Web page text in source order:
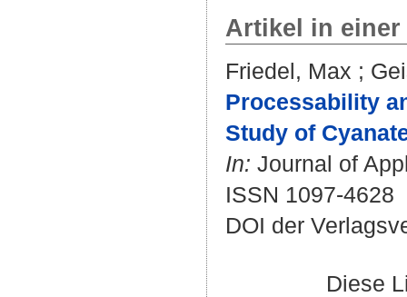
Artikel in
Friedel, Max ;
Processability
Study of
In: Journal of
ISSN 1097-4628
DOI der
Diese